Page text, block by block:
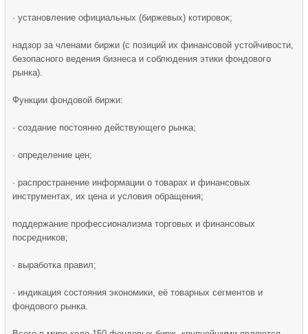
· установление официальных (биржевых) котировок;
надзор за членами биржи (с позиций их финансовой устойчивости,
безопасного ведения бизнеса и соблюдения этики фондового
рынка).
Функции фондовой биржи:
· создание постоянно действующего рынка;
· определение цен;
· распространение информации о товарах и финансовых
инструментах, их цена и условия обращения;
поддержание профессионализма торговых и финансовых
посредников;
· выработка правил;
· индикация состояния экономики, её товарных сегментов и
фондового рынка.